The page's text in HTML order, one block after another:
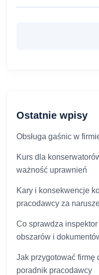
Ostatnie wpisy
Obsługa gaśnic w
Kurs dla
ważność uprawnień
Kary i konsekwencje
pracodawcy za
Co sprawdza
obszarów i
Jak przygotować firmę
poradnik pracodawcy